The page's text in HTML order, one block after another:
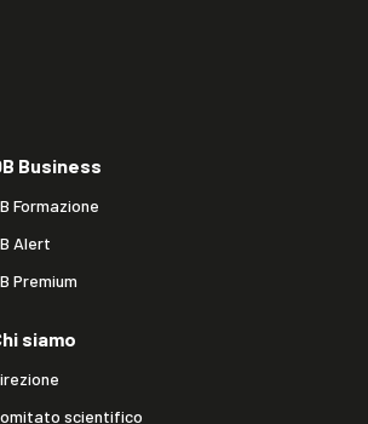
Business
Formazione
Alert
Premium
siamo
scientifico